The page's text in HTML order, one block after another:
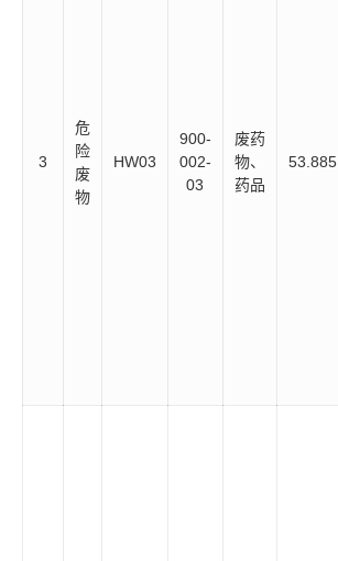
3
危
险
废
物
HW03
900-
002-
03
废药
物、
药品
53.885